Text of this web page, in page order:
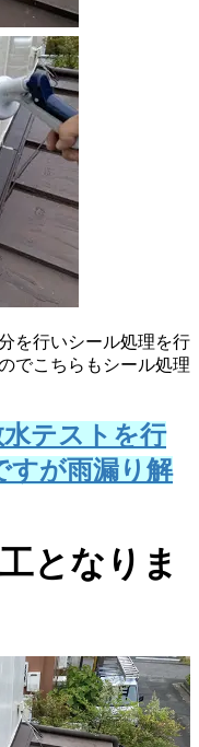
を行いシール処理を行
でこちらもシール処理
テストを行
すが雨漏り解
となりま